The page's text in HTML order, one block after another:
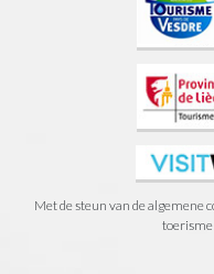
Met de steun van de algemene
toerisme